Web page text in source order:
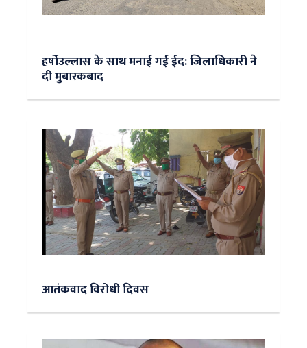
हर्षोउल्लास के साथ मनाई गई ईद: जिलाधिकारी ने
दी मुबारकबाद
आतंकवाद विरोधी दिवस